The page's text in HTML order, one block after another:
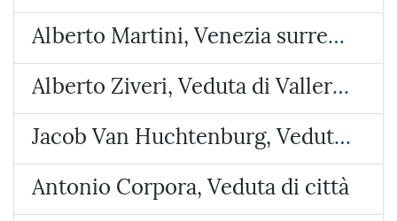
Alberto Martini, Venezia surreale
Alberto Ziveri, Veduta di Vallerano
Jacob Van Huchtenburg, Veduta di Piazza Colonna
Antonio Corpora, Veduta di città